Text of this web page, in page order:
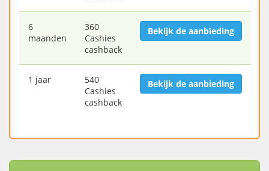
6
maanden
360
Cashies
cashback
Bekijk de aanbieding
1 jaar
540
Cashies
cashback
Bekijk de aanbieding